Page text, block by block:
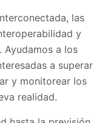
las
y
Ayudamos a los
a superar
y monitorear los
realidad.